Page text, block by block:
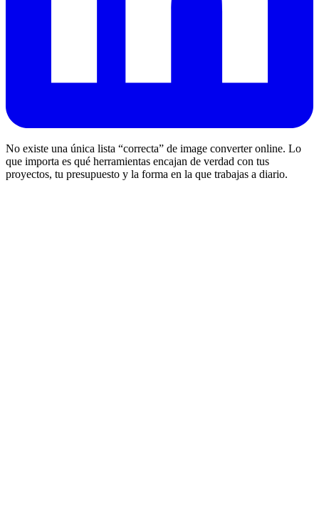
No existe una única lista “correcta” de image converter online. Lo
que importa es qué herramientas encajan de verdad con tus
proyectos, tu presupuesto y la forma en la que trabajas a diario.